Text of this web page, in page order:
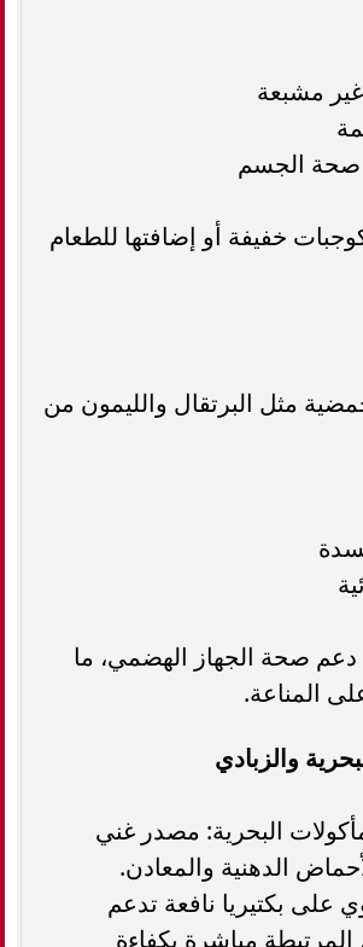
مشبعة
صحة الجسم
خفيفة أو إضافتها للطعام
مثل البرتقال والليمون من
صحة الجهاز الهضمي، ما
المناعة.
البحرية: مصدر غني
الدهنية والمعادن.
على بكتيريا نافعة تدعم
المرتبطة مباشرة بكفاءة